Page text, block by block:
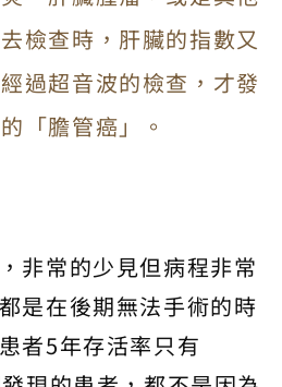
檢查時，肝臟的指數又
過超音波的檢查，才發
「膽管癌」。
非常的少見但病程非常
是在後期無法手術的時
者5年存活率只有